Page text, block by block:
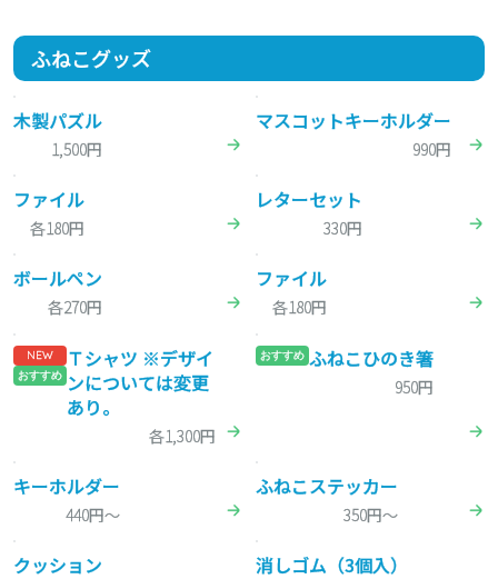
ふねこグッズ
木製パズル
1,500円
マスコットキーホルダー
990円
ファイル
各180円
レターセット
330円
ボールペン
各270円
ファイル
各180円
NEW
おすすめ
Ｔシャツ ※デザイ
ンについては変更
あり。
各1,300円
おすすめ ふねこひのき箸
950円
キーホルダー
440円～
ふねこステッカー
350円～
クッション 消しゴム（3個入）